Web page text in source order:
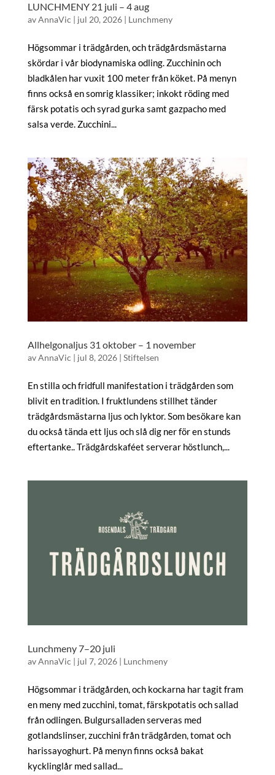
LUNCHMENY 21 juli – 4 aug
avAnnaVic jul 20, 2026| Lunchmeny
Högsommar i trädgården, och trädgårdsmästarna
skördar i vår biodynamiska odling. Zucchinin och
bladkålen har vuxit 100 meter från köket. På menyn
finns också en somrig klassiker; inkokt röding med
färsk potatis och syrad gurka samt gazpacho med
salsa verde. Zucchini...
Allhelgonaljus 31 oktober – 1 november
avAnnaVic | jul 8, 2026| Stiftelsen
En stilla och fridfull manifestation i trädgården som
blivit en tradition. I fruktlundens stillhet tänder
trädgårdsmästarna ljus och lyktor. Som besökare kan
du också tända ett ljus och slå dig ner för en stunds
eftertanke.. Trädgårdskaféet serverar höstlunch,...
Lunchmeny 7–20 juli
avAnnaVic | jul 7, 2026| Lunchmeny
Högsommar i trädgården, och kockarna har tagit fram
en meny med zucchini, tomat, färskpotatis och sallad
från odlingen. Bulgursalladen serveras med
gotlandslinser, zucchini från trädgården, tomat och
harissayoghurt. På menyn finns också bakat
kycklinglår med sallad...